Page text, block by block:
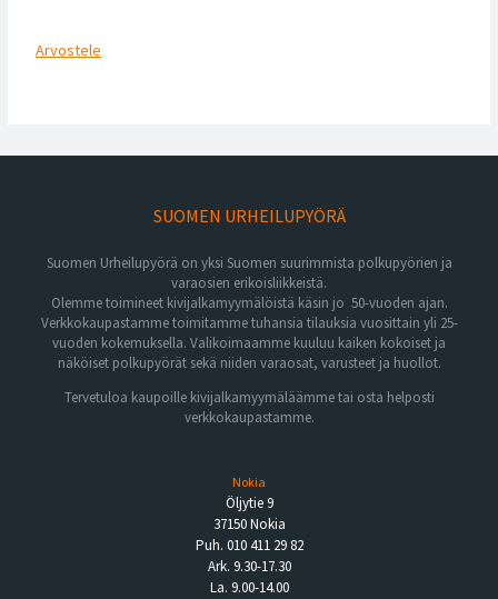
Arvostele
SUOMEN URHEILUPYÖRÄ
Suomen Urheilupyörä on yksi Suomen suurimmista polkupyörien ja
varaosien erikoisliikkeistä.
Olemme toimineet kivijalkamyymälöistä käsin jo 50-vuoden ajan.
Verkkokaupastamme toimitamme tuhansia tilauksia vuosittain yli 25-
vuoden kokemuksella. Valikoimaamme kuuluu kaiken kokoiset ja
näköiset polkupyörät sekä niiden varaosat, varusteet ja huollot.
Tervetuloa kaupoille kivijalkamyymäläämme tai osta helposti
verkkokaupastamme.
Nokia
Öljytie 9
37150 Nokia
Puh. 010 411 29 82
Ark. 9.30-17.30
La. 9.00-14.00